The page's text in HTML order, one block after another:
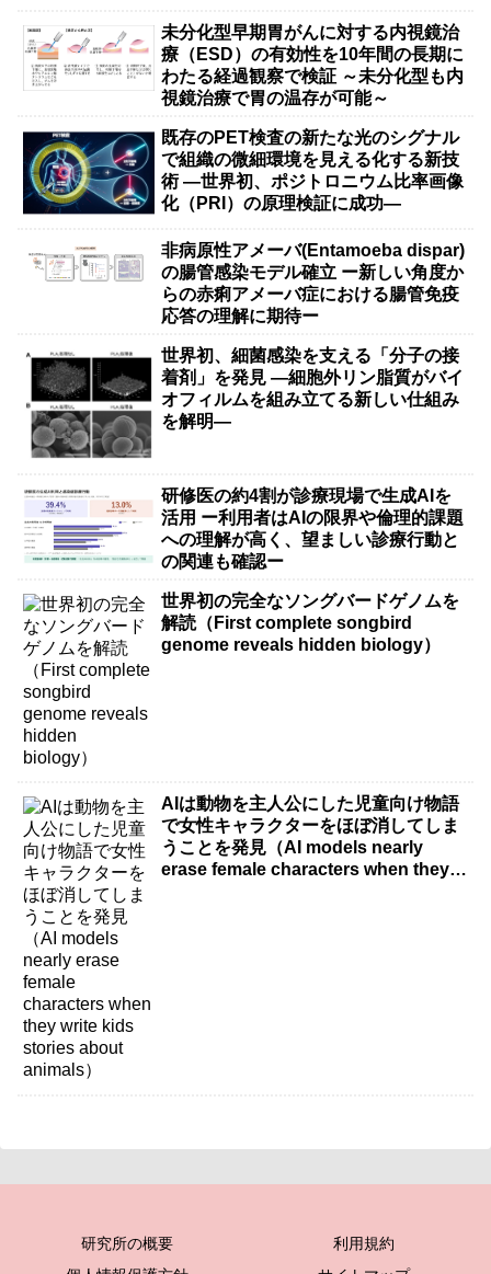
未分化型早期胃がんに対する内視鏡治
療（ESD）の有効性を10年間の長期に
わたる経過観察で検証 ～未分化型も内
視鏡治療で胃の温存が可能～
既存のPET検査の新たな光のシグナル
で組織の微細環境を見える化する新技
術 ―世界初、ポジトロニウム比率画像
化（PRI）の原理検証に成功―
非病原性アメーバ(Entamoeba dispar)
の腸管感染モデル確立 ー新しい角度か
らの赤痢アメーバ症における腸管免疫
応答の理解に期待ー
世界初、細菌感染を支える「分子の接
着剤」を発見 ―細胞外リン脂質がバイ
オフィルムを組み立てる新しい仕組み
を解明―
研修医の約4割が診療現場で生成AIを
活用 ー利用者はAIの限界や倫理的課題
への理解が高く、望ましい診療行動と
の関連も確認ー
世界初の完全なソングバードゲノムを
解読（First complete songbird
genome reveals hidden biology）
AIは動物を主人公にした児童向け物語
で女性キャラクターをほぼ消してしま
うことを発見（AI models nearly
erase female characters when they
研究所の概要
利用規約